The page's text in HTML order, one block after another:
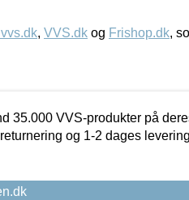
, VVS.dk og Frishop.dk,
35.000 VVS-produkter på
og 1-2 dages